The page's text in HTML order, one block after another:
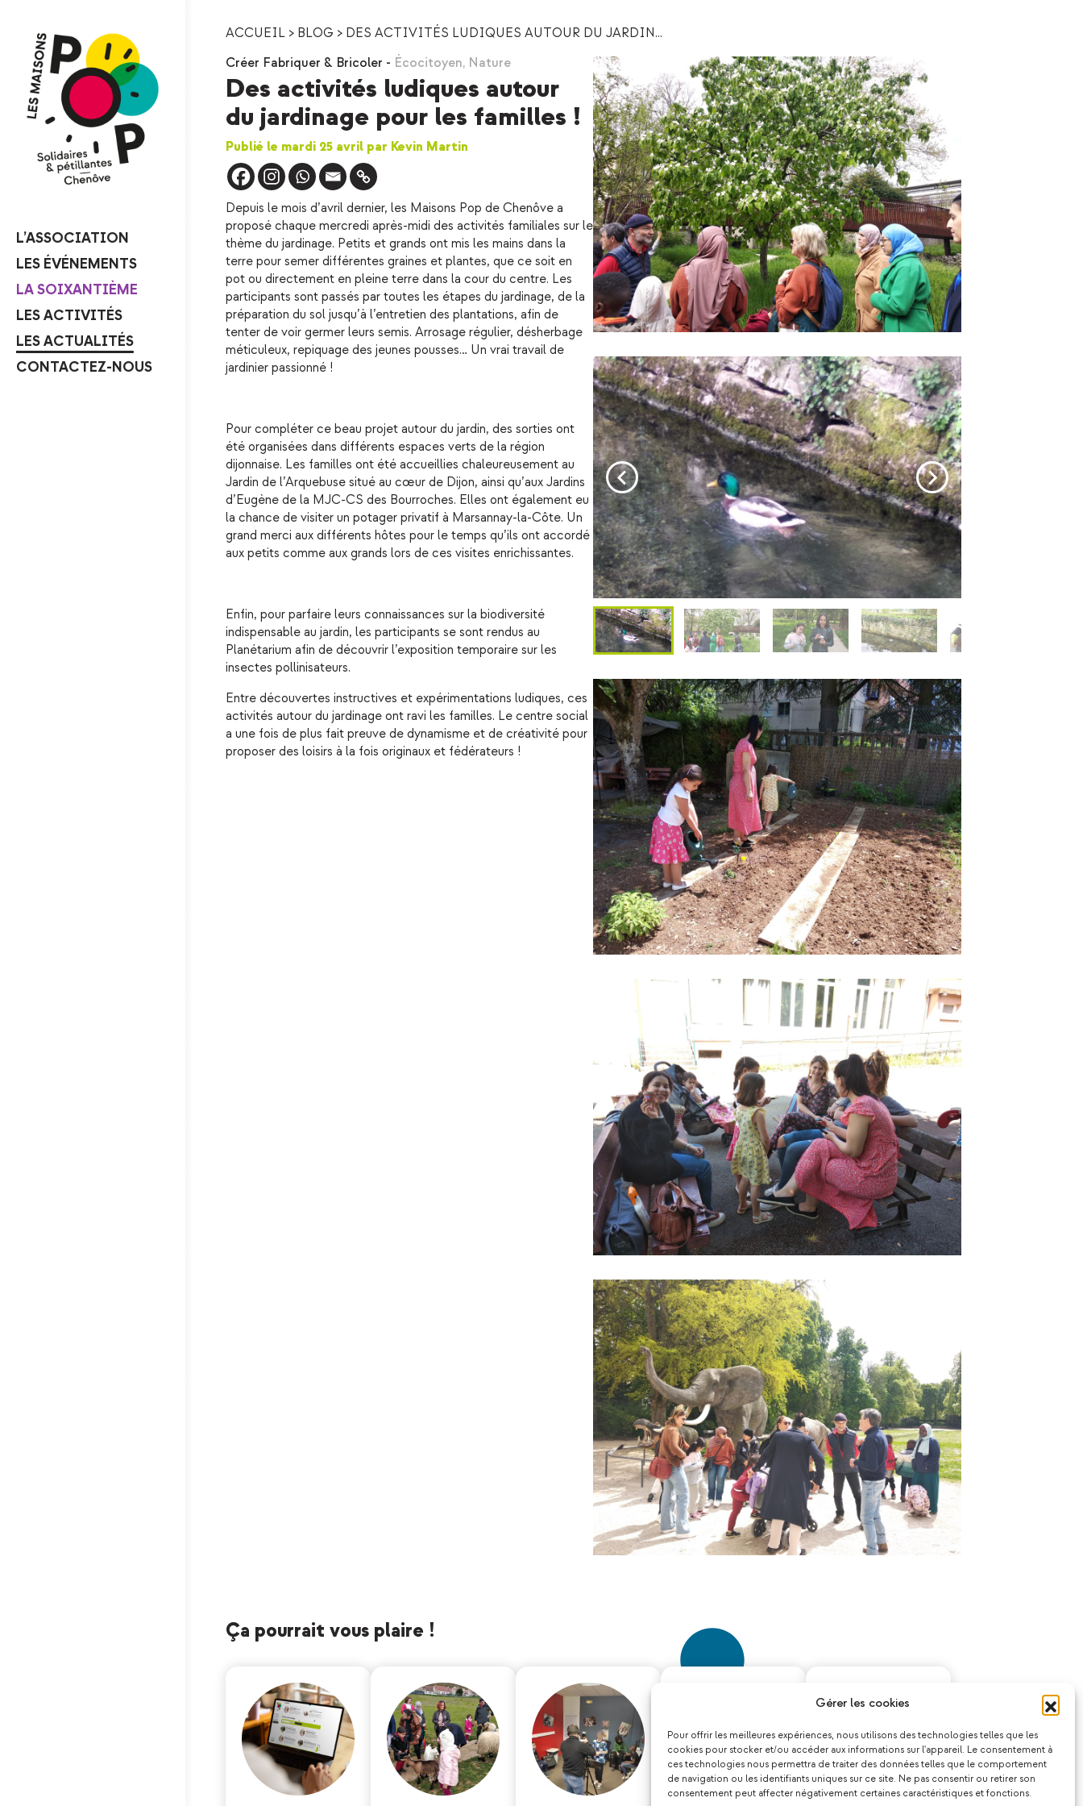
Gérer les cookies
Pour offrir les meilleures expériences, nous utilisons des technologies telles que les
cookies pour stocker et/ou accéder aux informations sur l'appareil. Le consentement à
ces technologies nous permettra de traiter des données telles que le comportement
de navigation ou les identifiants uniques sur ce site. Ne pas consentir ou retirer son
consentement peut affecter négativement certaines caractéristiques et fonctions.
L’ASSOCIATION
LES ÉVÉNEMENTS
LA SOIXANTIÈME
LES ACTIVITÉS
LES ACTUALITÉS
CONTACTEZ-NOUS
ACCUEIL > BLOG > DES ACTIVITÉS LUDIQUES AUTOUR DU JARDIN...
Créer Fabriquer & Bricoler - Écocitoyen, Nature
Des activités ludiques autour
du jardinage pour les familles !
Publié le mardi 25 avril par Kevin Martin
Depuis le mois d’avril dernier, les Maisons Pop de Chenôve a
proposé chaque mercredi après-midi des activités familiales sur le
thème du jardinage. Petits et grands ont mis les mains dans la
terre pour semer différentes graines et plantes, que ce soit en
pot ou directement en pleine terre dans la cour du centre. Les
participants sont passés par toutes les étapes du jardinage, de la
préparation du sol jusqu’à l’entretien des plantations, afin de
tenter de voir germer leurs semis. Arrosage régulier, désherbage
méticuleux, repiquage des jeunes pousses… Un vrai travail de
jardinier passionné !
Pour compléter ce beau projet autour du jardin, des sorties ont
été organisées dans différents espaces verts de la région
dijonnaise. Les familles ont été accueillies chaleureusement au
Jardin de l’Arquebuse situé au cœur de Dijon, ainsi qu’aux Jardins
d’Eugène de la MJC-CS des Bourroches. Elles ont également eu
la chance de visiter un potager privatif à Marsannay-la-Côte. Un
grand merci aux différents hôtes pour le temps qu’ils ont accordé
aux petits comme aux grands lors de ces visites enrichissantes.
Enfin, pour parfaire leurs connaissances sur la biodiversité
indispensable au jardin, les participants se sont rendus au
Planétarium afin de découvrir l’exposition temporaire sur les
insectes pollinisateurs.
Entre découvertes instructives et expérimentations ludiques, ces
activités autour du jardinage ont ravi les familles. Le centre social
a une fois de plus fait preuve de dynamisme et de créativité pour
proposer des loisirs à la fois originaux et fédérateurs !
Ça pourrait vous plaire !